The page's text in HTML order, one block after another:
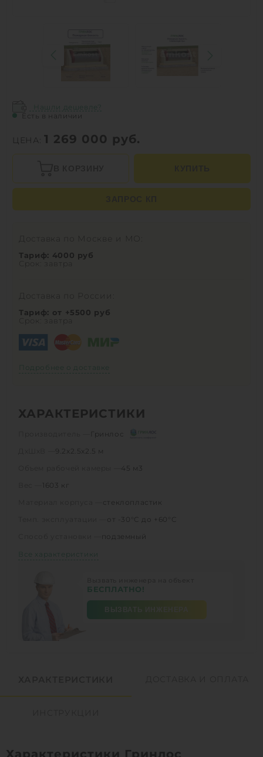
Нашли дешевле?
Есть в наличии
ЦЕНА: 1 269 000 руб.
Доставка по Москве и МО:
Тариф: 4000 руб
Срок: завтра
Доставка по России:
Тариф: от +5500 руб
Срок: завтра
Подробнее о доставке
ХАРАКТЕРИСТИКИ
Гринлос
9.2х2.5х2.5 м
45 м3
1603 кг
стеклопластик
от -30°C до +60°C
подземный
Все характеристики
БЕСПЛАТНО!
Характеристики Гринлос